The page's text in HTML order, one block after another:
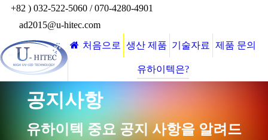
+82 ) 032-522-5060 / 070-4280-4901
ad2015@u-hitec.com
처음으로
생산 제품 기술자료 제품 문의
유하이텍은?
공지사항
유하이텍 중요 공지 사항을 알려드